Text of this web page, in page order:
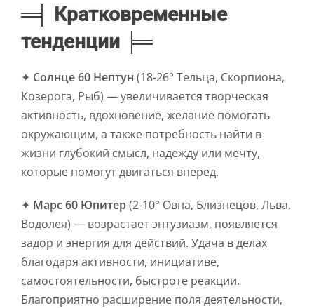
═╡ Кратковременные
тенденции ╞═
✦ Солнце 60 Нептун (18-26° Тельца, Скорпиона,
Козерога, Рыб) — увеличивается творческая
активность, вдохновение, желание помогать
окружающим, а также потребность найти в
жизни глубокий смысл, надежду или мечту,
которые помогут двигаться вперед.
✦ Марс 60 Юпитер(2-10° Овна, Близнецов, Льва,
Водолея) — возрастает энтузиазм, появляется
задор и энергия для действий. Удача в делах
благодаря активности, инициативе,
самостоятельности, быстроте реакции.
Благоприятно расширение поля деятельности,